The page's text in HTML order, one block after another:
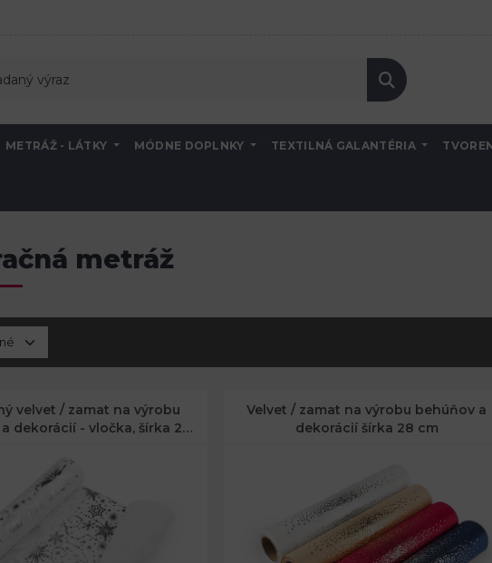
METRÁŽ - LÁTKY MÓDNE DOPLNKY TEXTILNÁ GALANTÉRIA
metráž
velvet / zamat na výrobu
dekorácií - vločka, šírka 28
Velvet / zamat na výrobu behúňov a
dekorácií šírka 28 cm